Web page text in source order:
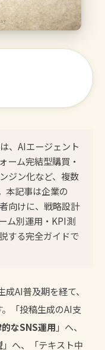
、AIエージェント
ーム完結型購買・
ジン化など、複数
本記事は企業の
向けに、戦略設計
ム別運用・KPI測
する完全ガイドで
AI普及期を経て、
「投稿生成のAI支
なSNS運用 」へ、
」へ、「テキスト中